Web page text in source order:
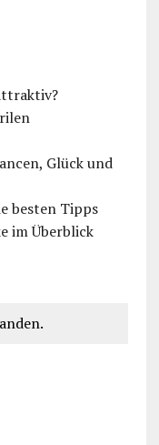
Glück und
besten Tipps
im Überblick